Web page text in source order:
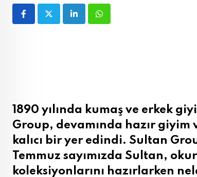
LinkedInWhatsapp
1890 yılında kumaş ve erkek
Group, devamında hazır
kalıcı bir yer edindi. Sultan
Temmuz sayımızda Sultan,
koleksiyonlarını hazırlarken